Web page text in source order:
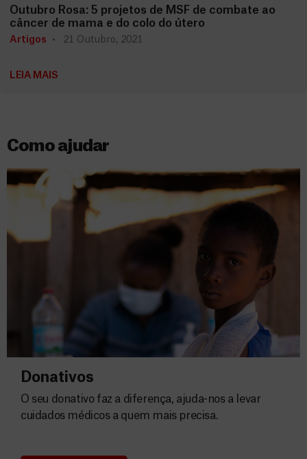
Outubro Rosa: 5 projetos de MSF de combate ao
câncer de mama e do colo do útero
Artigos 21 Outubro, 2021
LEIA MAIS
Como ajudar
Donativos
O seu donativo faz a diferença, ajuda-nos a levar
cuidados médicos a quem mais precisa.